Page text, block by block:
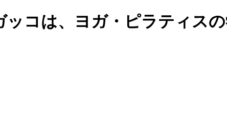
コは、ヨガ・ピラティス